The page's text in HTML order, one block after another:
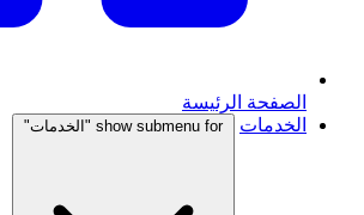
الصفحة الرئيسة
الخدمات
show submenu for "الخدمات"